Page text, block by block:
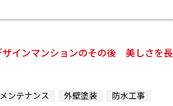
インマンションのその後 美しさを
メンテナンス 外壁塗装 防水工事